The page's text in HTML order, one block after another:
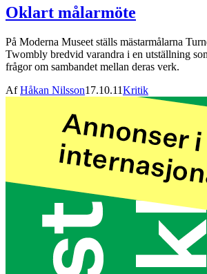
Oklart målarmöte
På Moderna Museet ställs mästarmålarna
Twombly bredvid varandra i en utställning
frågor om sambandet mellan deras verk.
AfHåkan Nilsson17.10.11Kritik